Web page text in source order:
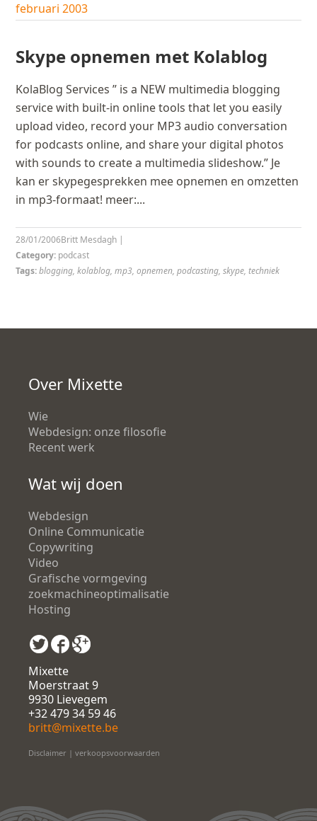
februari 2003
Skype opnemen met Kolablog
KolaBlog Services ” is a NEW multimedia blogging
service with built-in online tools that let you easily
upload video, record your MP3 audio conversation
for podcasts online, and share your digital photos
with sounds to create a multimedia slideshow.” Je
kan er skypegesprekken mee opnemen en omzetten
in mp3-formaat! meer:...
Britt Mesdagh |
28/01/2006
Category: podcast
Tags:blogging,kolablog,mp3,opnemen,podcasting,skype,techniek
Over Mixette
Wie
Webdesign: onze filosofie
Recent werk
Wat wij doen
Webdesign
Online Communicatie
Copywriting
Video
Grafische vormgeving
zoekmachineoptimalisatie
Hosting
Mixette
Moerstraat 9
9930 Lievegem
+32 479 34 59 46
britt@mixette.be
Disclaimer | verkoopsvoorwaarden